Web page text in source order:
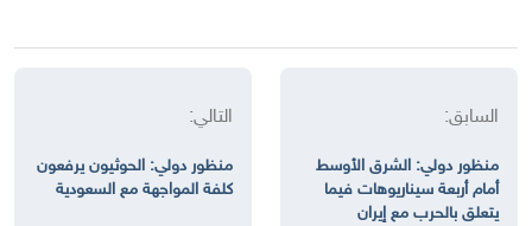
السابق:
منظور دولي: الشرق الأوسط
أمام أربعة سيناريوهات فيما
يتعلق بالحرب مع إيران
التالي:
منظور دولي: الحوثيون يرفعون
كلفة المواجهة مع السعودية